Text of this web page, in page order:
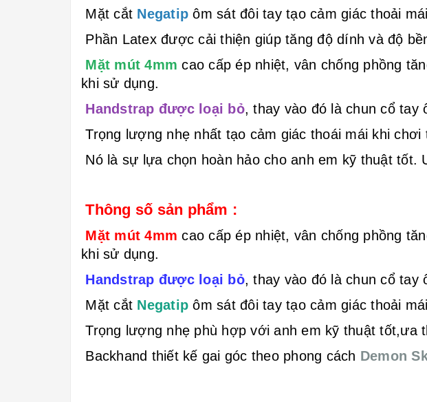
Mặt cắt Negatip ôm sát đôi tay tạo cảm giác thoải
Phần Latex được cải thiện giúp tăng độ dính và độ
Mặt mút 4mm cao cấp ép nhiệt, vân chống phồng
khi sử dụng.
Handstrap được loại bỏ, thay vào đó là chun cổ tay
Trọng lượng nhẹ nhất tạo cảm giác thoái mái khi chơi
Nó là sự lựa chọn hoàn hảo cho anh em kỹ thuật tốt.
Thông số sản phẩm :
Mặt mút 4mm cao cấp ép nhiệt, vân chống phồng
khi sử dụng.
Handstrap được loại bỏ, thay vào đó là chun cổ tay
Mặt cắt Negatip ôm sát đôi tay tạo cảm giác thoải
Trọng lượng nhẹ phù hợp với anh em kỹ thuật tốt,ưa
Backhand thiết kế gai góc theo phong cách Demon